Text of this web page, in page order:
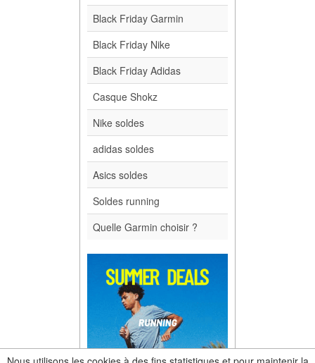
Black Friday Garmin
Black Friday Nike
Black Friday Adidas
Casque Shokz
Nike soldes
adidas soldes
Asics soldes
Soldes running
Quelle Garmin choisir ?